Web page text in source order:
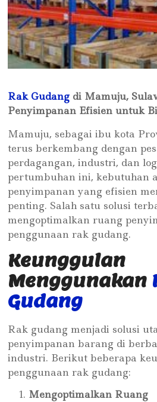
Rak Gudang di Mamuju,
Penyimpanan Efisien untuk
Mamuju, sebagai ibu kota
terus berkembang dengan
perdagangan, industri, dan
pertumbuhan ini, kebutuhan
penyimpanan yang efisien
penting. Salah satu solusi
mengoptimalkan ruang
penggunaan rak gudang.
Keunggulan
Menggunakan
Gudang
Rak gudang menjadi solusi
penyimpanan barang di
industri. Berikut beberapa
penggunaan rak gudang:
Mengoptimalkan Ruang